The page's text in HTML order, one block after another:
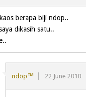
berapa biji ndop..
dikasih satu..
ndöp™ 22 June 2010